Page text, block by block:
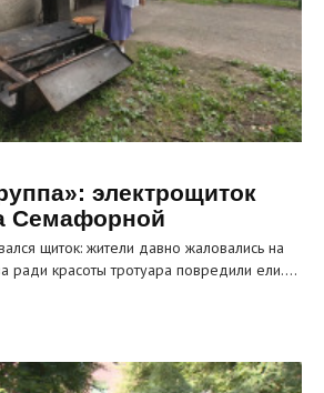
электрощиток
Семафорной
щиток: жители давно жаловались на
ради красоты тротуара повредили ели.…